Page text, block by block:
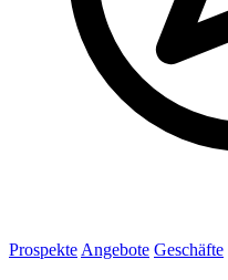
Prospekte Angebote Geschäfte